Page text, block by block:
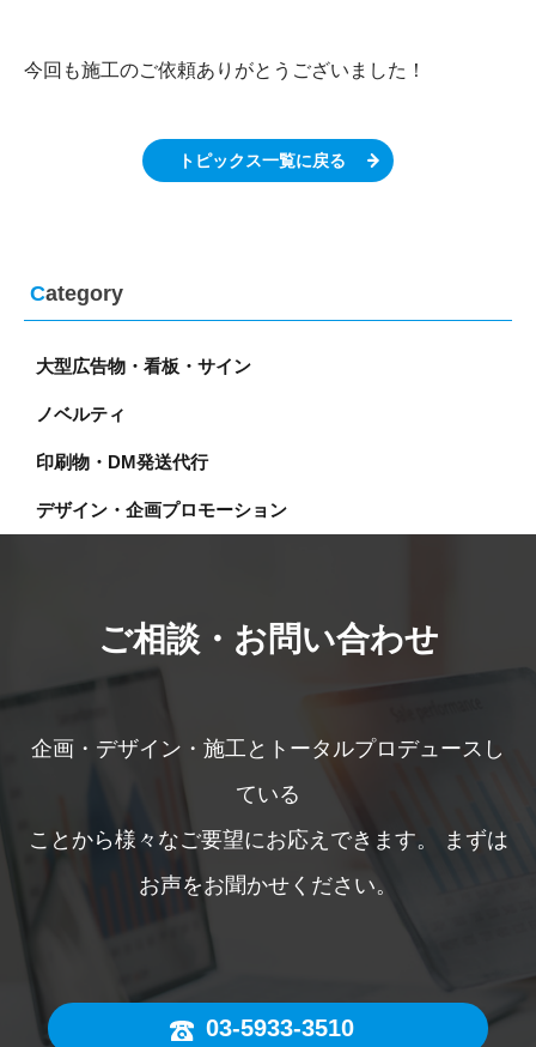
今回も施工のご依頼ありがとうございました！
トピックス一覧に戻る
Category
大型広告物・看板・サイン
ノベルティ
印刷物・DM発送代行
デザイン・企画プロモーション
ご相談・お問い合わせ
企画・デザイン・施工とトータルプロデュースし
ている
ことから様々なご要望にお応えできます。
まずは
お声をお聞かせください。
03-5933-3510